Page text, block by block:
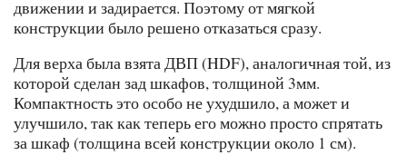
движении и задирается. Поэтому от мягкой
конструкции было решено отказаться сразу.
Для верха была взята ДВП (HDF), аналогичная той, из
которой сделан зад шкафов, толщиной 3мм.
Компактность это особо не ухудшило, а может и
улучшило, так как теперь его можно просто спрятать
за шкаф (толщина всей конструкции около 1 см).